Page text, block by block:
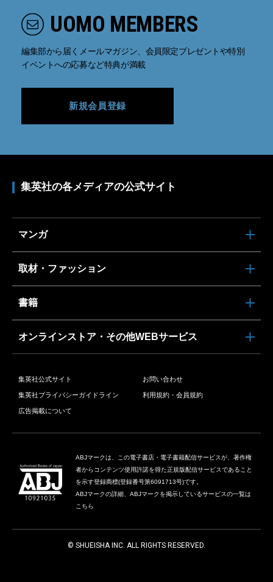
UOMO MEMBERS
編集部から届くメールマガジン、会員限定プレゼントや特別
イベントへの応募など特典が満載
新規会員登録
集英社の各メディアの公式サイト
マンガ
取材・ファッション
書籍
オンラインストア・その他WEBサービス
集英社公式サイト お問い合わせ
集英社プライバシーガイドライン 利用規約・会員規約
広告掲載について
ABJマークは、この電子書店・電子書籍配信サービスが、著作権
者からコンテンツ使用許諾を得た正規版配信サービスであること
を示す登録商標(登録番号第6091713号)です。
ABJマークの詳細、ABJマークを掲示しているサービスの一覧は
こちら
© SHUEISHA INC. ALL RIGHTS RESERVED.